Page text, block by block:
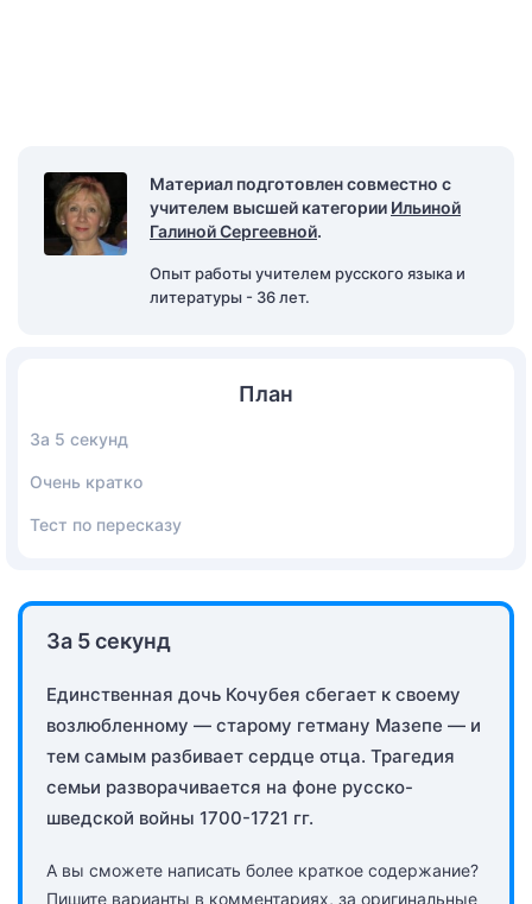
Материал подготовлен совместно с
учителем высшей категории Ильиной
Галиной Сергеевной.
Опыт работы учителем русского языка и
литературы - 36 лет.
План
За 5 секунд
Очень кратко
Тест по пересказу
За 5 секунд
Единственная дочь Кочубея сбегает к своему
возлюбленному — старому гетману Мазепе — и
тем самым разбивает сердце отца. Трагедия
семьи разворачивается на фоне русско-
шведской войны 1700-1721 гг.
А вы сможете написать более краткое содержание?
Пишите варианты в комментариях, за оригинальные